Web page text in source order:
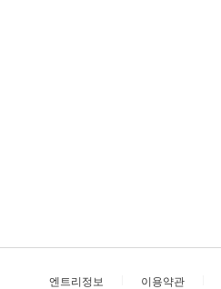
엔트리정보 이용약관